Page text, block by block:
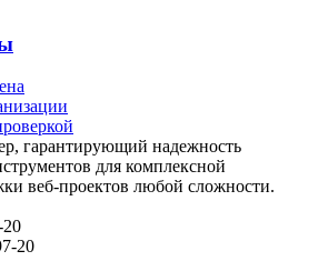
гарантирующий надежность
для комплексной
веб-проектов любой сложности.
20
20